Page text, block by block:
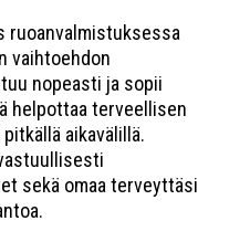
ruoanvalmistuksessa
vaihtoehdon
nopeasti ja sopii
helpottaa terveellisen
aikavälillä.
sekä omaa terveyttäsi